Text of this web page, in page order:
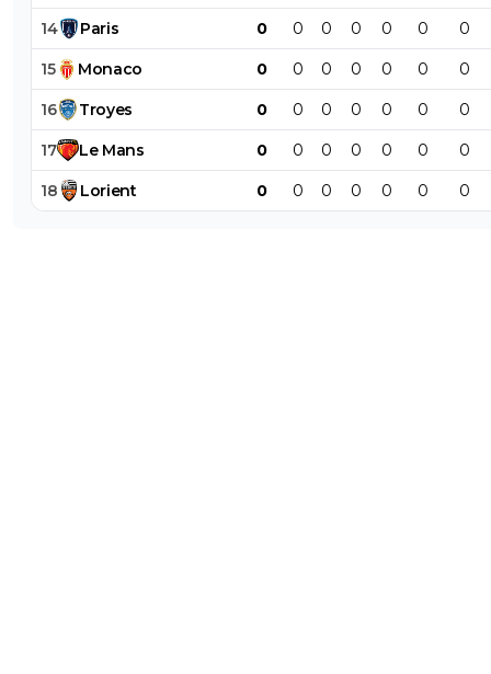
14 Paris 0 0 0 0 0 0 0
15 Monaco 0 0 0 0 0 0 0
16 Troyes 0 0 0 0 0 0 0
17 Le Mans 0 0 0 0 0 0 0
18 Lorient 0 0 0 0 0 0 0